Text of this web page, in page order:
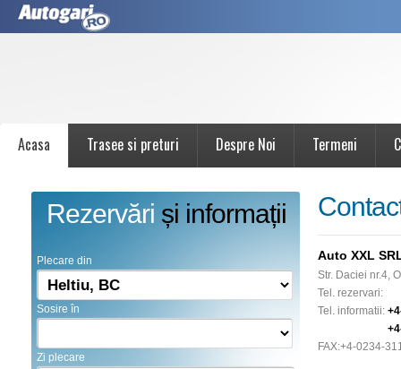
Acasa Trasee si preturi Despre Noi Termeni
Rezervări și informații
Plecare din
Sosire în
Zi plecare
Auto XXL
Str. Daciei nr.4,
Tel. rezervari:
Tel. informatii:
FAX:+4-0234-